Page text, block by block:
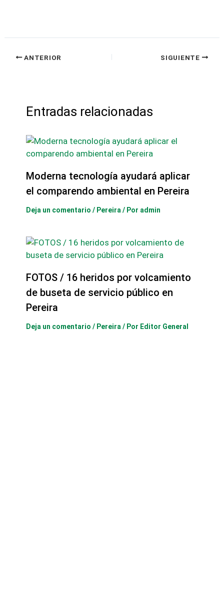
ANTERIOR SIGUIENTE
Entradas relacionadas
Moderna tecnología ayudará aplicar
el comparendo ambiental en Pereira
Deja un comentario / Pereira / Por admin
FOTOS / 16 heridos por volcamiento
de buseta de servicio público en
Pereira
Deja un comentario / Pereira / Por Editor General